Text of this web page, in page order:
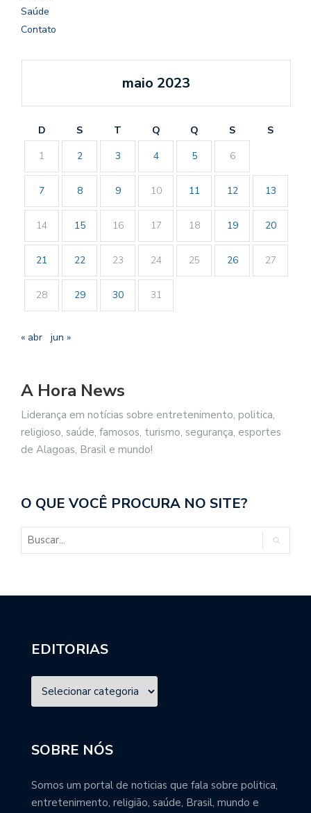
Saúde
Contato
maio 2023
D S T Q Q S
S
1
2 3 4 5 6
7 8 9 10 11 12 13
14 15 16 17 18 19 20
21 22 23 24 25 26 27
28 29 30 31
« abr jun »
A Hora News
Liderança em notícias sobre entretenimento, politica,
religioso, saúde, famosos, turismo, segurança, esportes
de Alagoas, Brasil e mundo!
O QUE VOCÊ PROCURA NO SITE?
EDITORIAS
SOBRE NÓS
Somos um portal de noticias que fala sobre politica,
entretenimento, religião, saúde, Brasil, mundo e